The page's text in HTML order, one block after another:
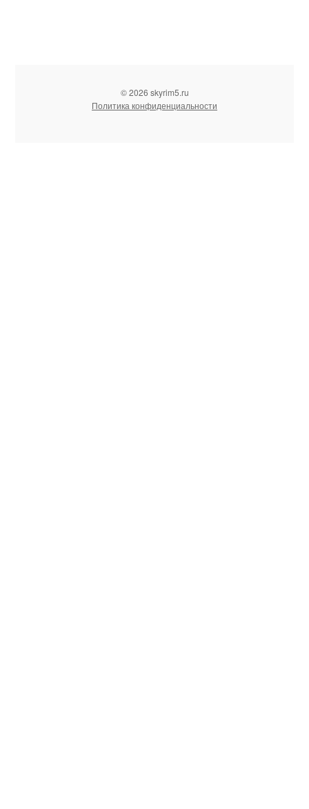
© 2026 skyrim5.ru
Политика конфиденциальности